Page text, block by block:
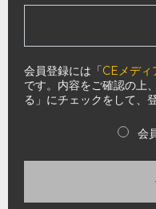
会員登録には「CEメディ
です。内容をご確認の上
る」にチェックをして、
会